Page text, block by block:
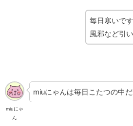
毎日寒いで
風邪など引
miuにゃ
ん
miuにゃんは毎日こたつの中だ